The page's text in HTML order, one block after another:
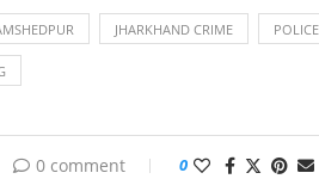
JHARKHAND CRIME
0 comment 0